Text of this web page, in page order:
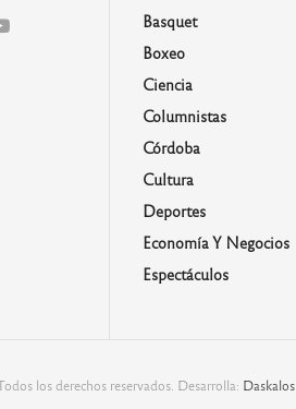
Basquet
Boxeo
Ciencia
Columnistas
Córdoba
Cultura
Deportes
Economía Y Negocios
Espectáculos
los derechos reservados. Desarrolla: Daskalos.